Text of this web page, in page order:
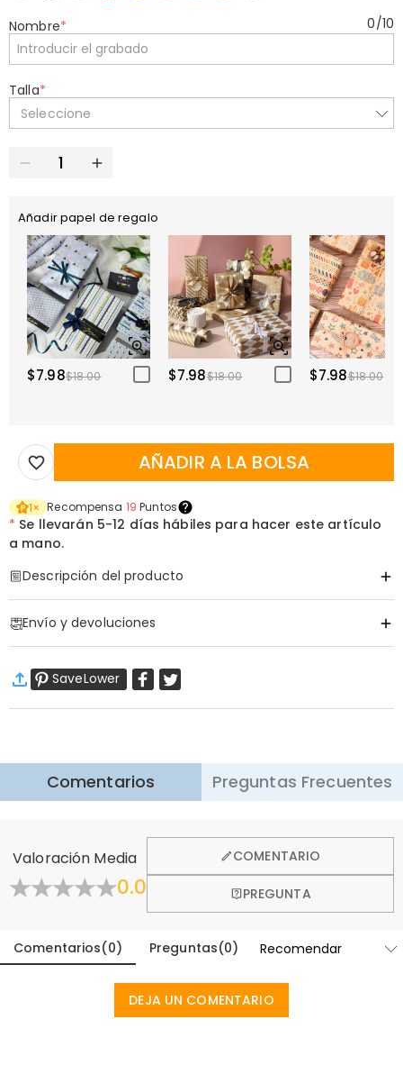
Nombre* 0/10
Talla*
Seleccione
Añadir papel de regalo
$7.98$18.00 $7.98$18.00 $7.98$18.00
AÑADIR A LA BOLSA
1× Recompensa 19 Puntos
* Se llevarán 5-12 días hábiles para hacer este artículo
a mano.
Descripción del producto
Envío y devoluciones
Envío Estándar:9-18
Días Laborables
Saber más
por eso ofrecemos una política de devolución de 60 días.
SaveLower
Comentarios Preguntas Frecuentes
Valoración Media
0.0
COMENTARIO
PREGUNTA
Comentarios(0) Preguntas(0)
DEJA UN COMENTARIO